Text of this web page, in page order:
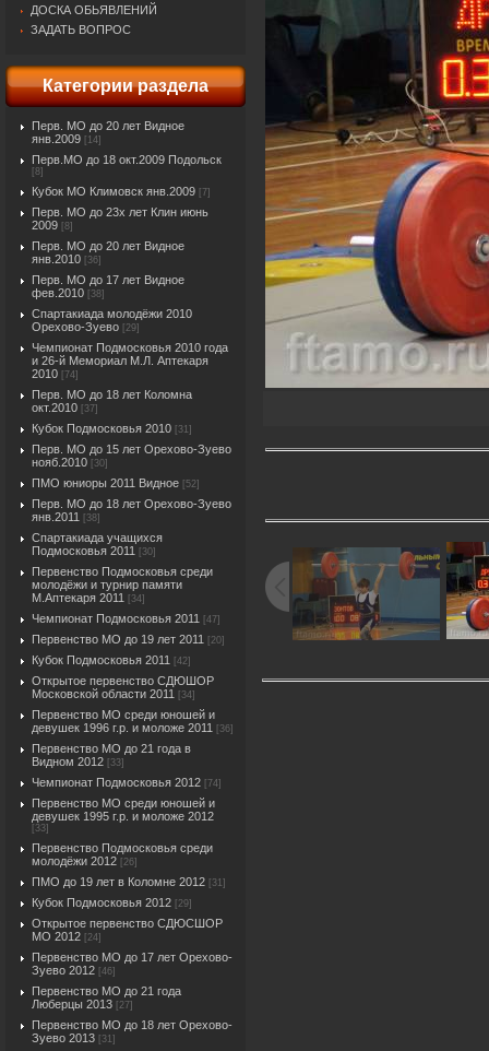
ДОСКА ОБЬЯВЛЕНИЙ
ЗАДАТЬ ВОПРОС
Категории раздела
Перв. МО до 20 лет Видное
янв.2009
[14]
Перв.МО до 18 окт.2009 Подольск
[8]
Кубок МО Климовск янв.2009 [7]
Перв. МО до 23х лет Клин июнь
2009 [8]
Перв. МО до 20 лет Видное
янв.2010 [36]
Перв. МО до 17 лет Видное
фев.2010 [38]
Спартакиада молодёжи 2010
Орехово-Зуево [29]
Чемпионат Подмосковья 2010 года
и 26-й Мемориал М.Л. Аптекаря
2010
[74]
Перв. МО до 18 лет Коломна
окт.2010 [37]
Кубок Подмосковья 2010 [31]
Перв. МО до 15 лет Орехово-Зуево
нояб.2010 [30]
ПМО юниоры 2011 Видное [52]
Перв. МО до 18 лет Орехово-Зуево
янв.2011
[38]
Спартакиада учащихся
Подмосковья 2011
[30]
Первенство Подмосковья среди
молодёжи и турнир памяти
М.Аптекаря 2011
[34]
Чемпионат Подмосковья 2011 [47]
Первенство МО до 19 лет 2011 [20]
Кубок Подмосковья 2011 [42]
Открытое первенство СДЮШОР
Московской области 2011
[34]
Первенство МО среди юношей и
девушек 1996 г.р. и моложе 2011
[36]
Первенство МО до 21 года в
Видном 2012 [33]
Чемпионат Подмосковья 2012 [74]
Первенство МО среди юношей и
девушек 1995 г.р. и моложе 2012
[33]
Первенство Подмосковья среди
молодёжи 2012 [26]
ПМО до 19 лет в Коломне 2012 [31]
Кубок Подмосковья 2012 [29]
Открытое первенство СДЮСШОР
МО 2012 [24]
Первенство МО до 17 лет Орехово-
Зуево 2012 [46]
Первенство МО до 21 года
Люберцы 2013 [27]
Первенство МО до 18 лет Орехово-
Зуево 2013 [31]